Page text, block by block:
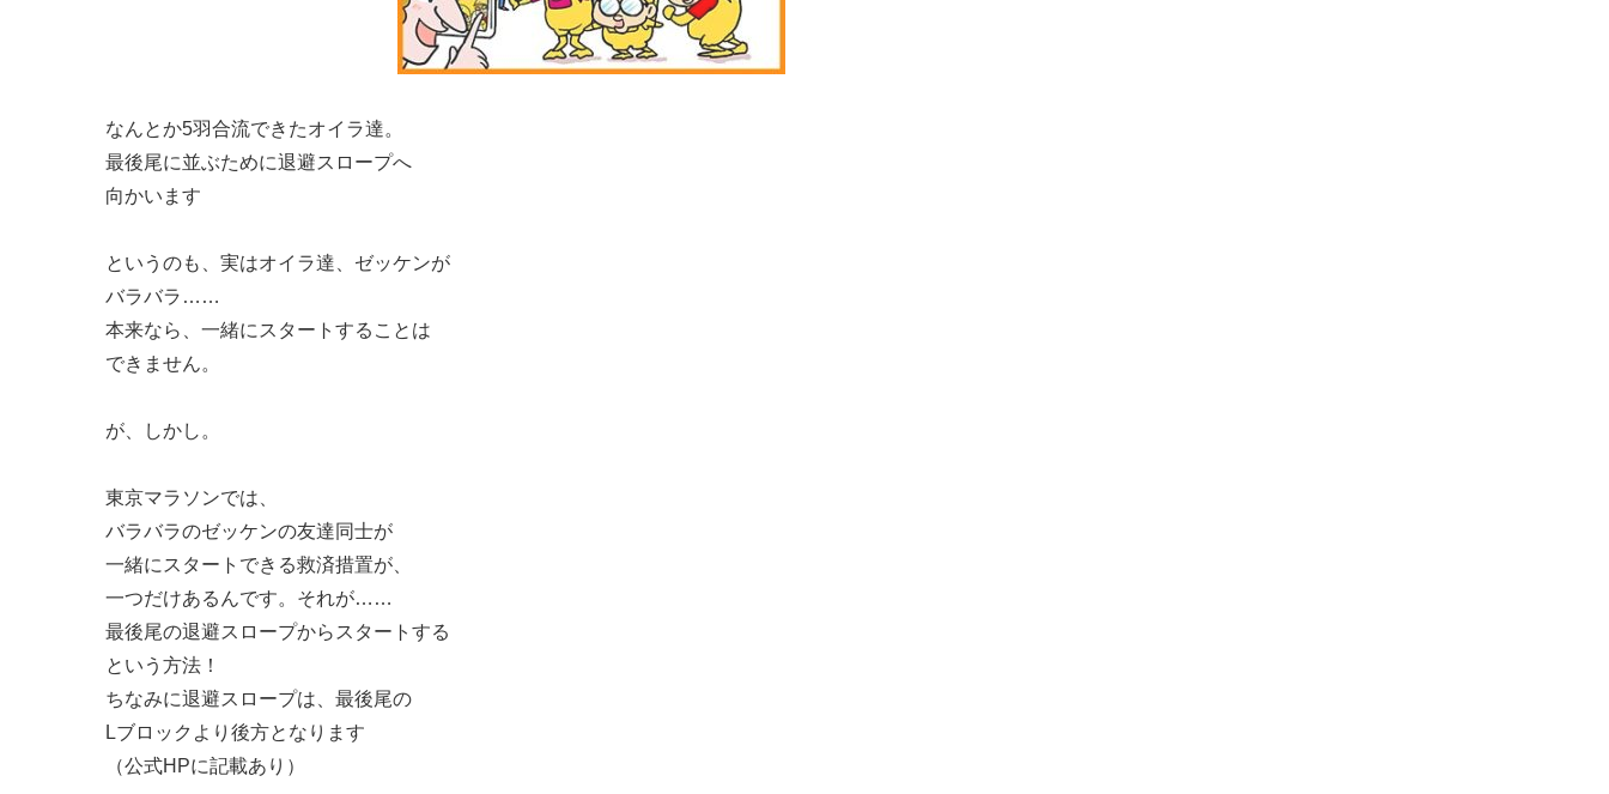
なんとか5羽合流できたオイラ達。
最後尾に並ぶために退避スロープへ
向かいます
というのも、実はオイラ達、ゼッケンが
バラバラ……
本来なら、一緒にスタートすることは
できません。
が、しかし。
東京マラソンでは、
バラバラのゼッケンの友達同士が
一緒にスタートできる救済措置が、
一つだけあるんです。それが……
最後尾の退避スロープからスタートする
という方法！
ちなみに退避スロープは、最後尾の
Lブロックより後方となります
（公式HPに記載あり）